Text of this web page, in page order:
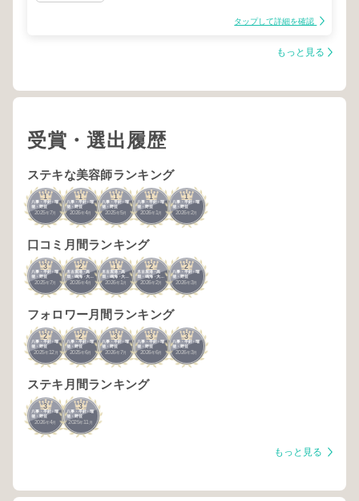
タップして詳細を確認
もっと見る
受賞・選出履歴
ステキな美容師ランキング
1
八事・平針・瑞
穂・野並
2025年 7 月
1
八事・平針・瑞
穂・野並
2026年 4月
1
八事・平針・瑞
穂・野並
2025年 5月
1
八事・平針・瑞
穂・野並
2026年 1月
1
八事・平針・瑞
穂・野並
2026年 2月
口コミ月間ランキング
3
八事・平針・瑞
穂・野並
2025年 7 月
2
名古屋港・高
畑・鳴海・大
府・豊明・知
多・半田
2026年 4月
1
名古屋港・高
畑・鳴海・大
府・豊明・知
多・半田
2026年 1月
2
名古屋港・高
畑・鳴海・大
府・豊明・知
多・半田
2026年 2月
2
八事・平針・瑞
穂・野並
2026年 3月
フォロワー月間ランキング
2
八事・平針・瑞
穂・野並
2025年 12月
2
八事・平針・瑞
穂・野並
2025年 6月
3
八事・平針・瑞
穂・野並
2026年 7 月
3
八事・平針・瑞
穂・野並
2026年 6月
3
八事・平針・瑞
穂・野並
2026年 3月
ステキ月間ランキング
3
八事・平針・瑞
穂・野並
2026年 4月
3
八事・平針・瑞
穂・野並
2025年 11月
もっと見る